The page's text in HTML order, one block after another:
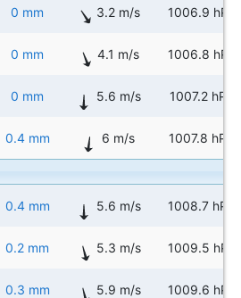
0 mm 3.2 m/s 1006.9 hPa
0 mm 4.1 m/s 1006.8 hPa
0 mm 5.6 m/s 1007.2 hPa
0.4 mm 6 m/s 1007.8 hPa
0.4 mm 5.6 m/s 1008.7 hPa
0.2 mm 5.3 m/s 1009.5 hPa
0.3 mm 5.9 m/s 1009.6 hPa